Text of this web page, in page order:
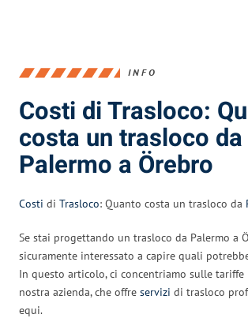
INFO
Costi di Trasloco:
costa un trasloco da
Palermo a Örebro
Costi di Trasloco: Quanto costa un trasloco da
Se stai progettando un trasloco da Palermo a
sicuramente interessato a capire quali
In questo articolo, ci concentriamo sulle
nostra azienda, che offre servizi di trasloco
equi.